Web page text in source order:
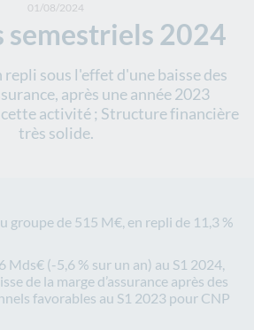
semestriels 2024
01/08/2024
repli sous l'effet d'une baisse des
après une année 2023
activité ; Structure financière
très solide.
groupe de 515 M€, en repli de 11,3 %
Mds€ (-5,6 % sur un an) au S1 2024,
de la marge d’assurance après des
favorables au S1 2023 pour CNP